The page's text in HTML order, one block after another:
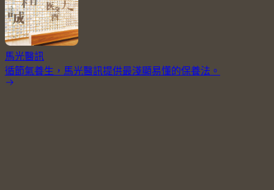
馬光醫訊
循節氣養生，馬光醫訊提供最淺顯易懂的保養法。